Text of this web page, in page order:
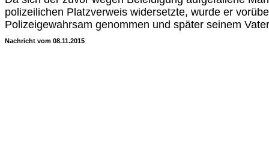
polizeilichen Platzverweis widersetzte, wurde er
Polizeigewahrsam genommen und später seinem
Nachricht vom 08.11.2015